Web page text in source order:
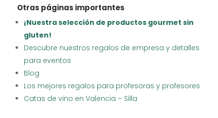
Otras páginas importantes
¡Nuestra selección de productos gourmet sin
gluten!
Descubre nuestros regalos de empresa y detalles
para eventos
Blog
Los mejores regalos para profesoras y profesores
Catas de vino en Valencia – Silla